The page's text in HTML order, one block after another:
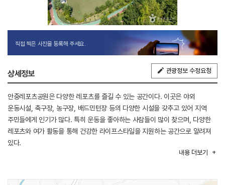
직접 찍은 사진을 등록해 주세요.
상세정보 관광정보 수정요청
안중레포츠공원은 다양한 레포츠를 즐길 수 있는 공간이다. 이곳은 야외
운동시설, 축구장, 농구장, 배드민턴장 등의 다양한 시설을 갖추고 있어 지역
주민들에게 인기가 많다. 특히 운동을 좋아하는 사람들이 많이 찾으며, 다양한
레포츠와 여가 활동을 통해 건강한 라이프스타일을 지원하는 공간으로 알려져
있다.
내용 더보기